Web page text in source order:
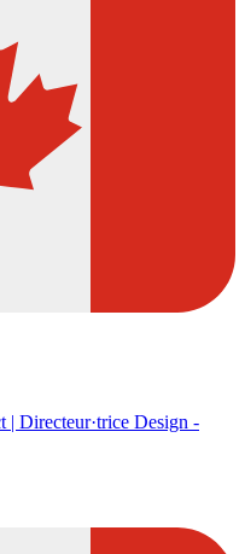
| Directeur·trice Design -